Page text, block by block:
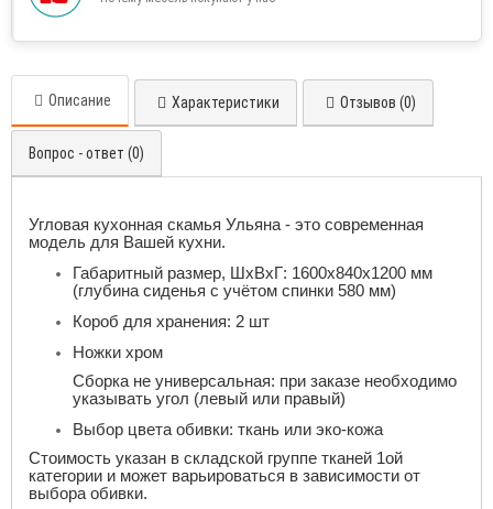
Описание Характеристики Отзывов (0)
Вопрос - ответ (0)
Угловая кухонная скамья Ульяна - это современная
модель для Вашей кухни.
Габаритный размер, ШхВхГ: 1600х840х1200 мм
(глубина сиденья с учётом спинки 580 мм)
Короб для хранения: 2 шт
Ножки хром
Сборка не универсальная: при заказе необходимо
указывать угол (левый или правый)
Выбор цвета обивки: ткань или эко-кожа
Стоимость указан в складской группе тканей 1ой
категории и может варьироваться в зависимости от
выбора обивки.